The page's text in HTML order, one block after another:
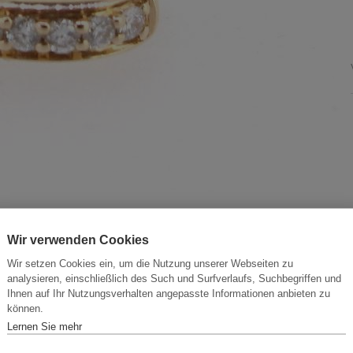
Wir verwenden Cookies
Wir setzen Cookies ein, um die Nutzung unserer Webseiten zu
analysieren, einschließlich des Such und Surfverlaufs, Suchbegriffen und
Ihnen auf Ihr Nutzungsverhalten angepasste Informationen anbieten zu
können.
Lernen Sie mehr